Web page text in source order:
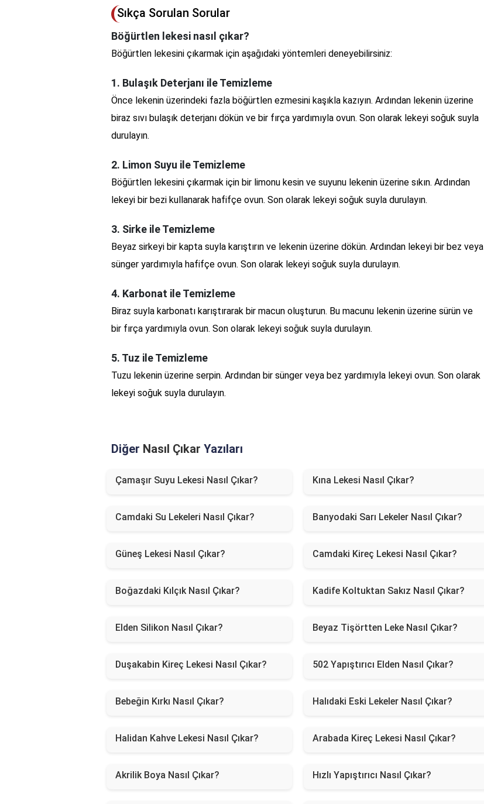
Sıkça Sorulan Sorular
Böğürtlen lekesi nasıl çıkar?
Böğürtlen lekesini çıkarmak için aşağıdaki yöntemleri deneyebilirsiniz:
1. Bulaşık Deterjanı ile Temizleme
Önce lekenin üzerindeki fazla böğürtlen ezmesini kaşıkla kazıyın. Ardından lekenin üzerine
biraz sıvı bulaşık deterjanı dökün ve bir fırça yardımıyla ovun. Son olarak lekeyi soğuk suyla
durulayın.
2. Limon Suyu ile Temizleme
Böğürtlen lekesini çıkarmak için bir limonu kesin ve suyunu lekenin üzerine sıkın. Ardından
lekeyi bir bezi kullanarak hafifçe ovun. Son olarak lekeyi soğuk suyla durulayın.
3. Sirke ile Temizleme
Beyaz sirkeyi bir kapta suyla karıştırın ve lekenin üzerine dökün. Ardından lekeyi bir bez veya
sünger yardımıyla hafifçe ovun. Son olarak lekeyi soğuk suyla durulayın.
4. Karbonat ile Temizleme
Biraz suyla karbonatı karıştırarak bir macun oluşturun. Bu macunu lekenin üzerine sürün ve
bir fırça yardımıyla ovun. Son olarak lekeyi soğuk suyla durulayın.
5. Tuz ile Temizleme
Tuzu lekenin üzerine serpin. Ardından bir sünger veya bez yardımıyla lekeyi ovun. Son olarak
lekeyi soğuk suyla durulayın.
Diğer Nasıl Çıkar Yazıları
Çamaşır Suyu Lekesi Nasıl Çıkar? Kına Lekesi Nasıl Çıkar?
Camdaki Su Lekeleri Nasıl Çıkar? Banyodaki Sarı Lekeler Nasıl Çıkar?
Güneş Lekesi Nasıl Çıkar? Camdaki Kireç Lekesi Nasıl Çıkar?
Boğazdaki Kılçık Nasıl Çıkar? Kadife Koltuktan Sakız Nasıl Çıkar?
Elden Silikon Nasıl Çıkar? Beyaz Tişörtten Leke Nasıl Çıkar?
Duşakabin Kireç Lekesi Nasıl Çıkar? 502 Yapıştırıcı Elden Nasıl Çıkar?
Bebeğin Kırkı Nasıl Çıkar? Halıdaki Eski Lekeler Nasıl Çıkar?
Halidan Kahve Lekesi Nasıl Çıkar? Arabada Kireç Lekesi Nasıl Çıkar?
Akrilik Boya Nasıl Çıkar? Hızlı Yapıştırıcı Nasıl Çıkar?